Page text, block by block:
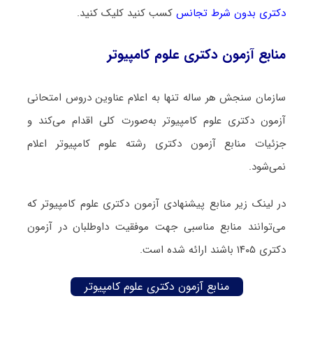
دکتری بدون شرط تجانسکسب کنید کلیک کنید.
منابع آزمون دکتری علوم کامپیوتر
سازمان سنجش هر ساله تنها به اعلام عناوین دروس امتحانی
آزمون دکتری علوم کامپیوتر به‌صورت کلی اقدام می‌کند و
جزئیات منابع آزمون دکتری رشته علوم کامپیوتر اعلام
نمی‌شود.
در لینک زیر منابع پیشنهادی آزمون دکتری علوم کامپیوتر که
می‌توانند منابع مناسبی جهت موفقیت داوطلبان در آزمون
دکتری ۱۴۰۵ باشند ارائه شده است.
منابع آزمون دکتری علوم کامپیوتر